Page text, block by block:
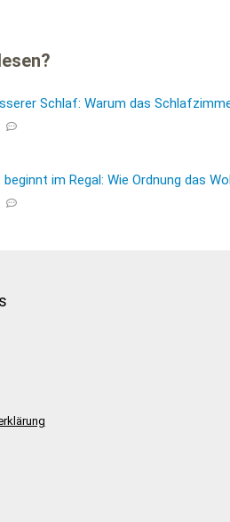
Schlaf: Warum das
im Regal: Wie Ordnung das